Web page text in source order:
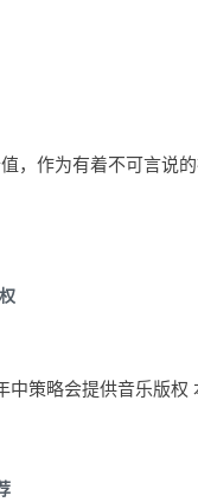
，作为有着不可言说
中策略会提供音乐版